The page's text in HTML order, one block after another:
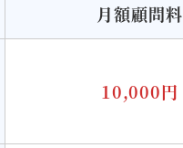
月額顧問料
10,000円